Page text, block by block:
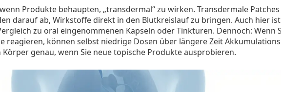
Produkte behaupten, „transdermal“ zu wirken. Transdermale
darauf ab, Wirkstoffe direkt in den Blutkreislauf zu bringen. Auch hier
zu oral eingenommenen Kapseln oder Tinkturen. Dennoch: Wenn
reagieren, können selbst niedrige Dosen über längere Zeit
Körper genau, wenn Sie neue topische Produkte ausprobieren.